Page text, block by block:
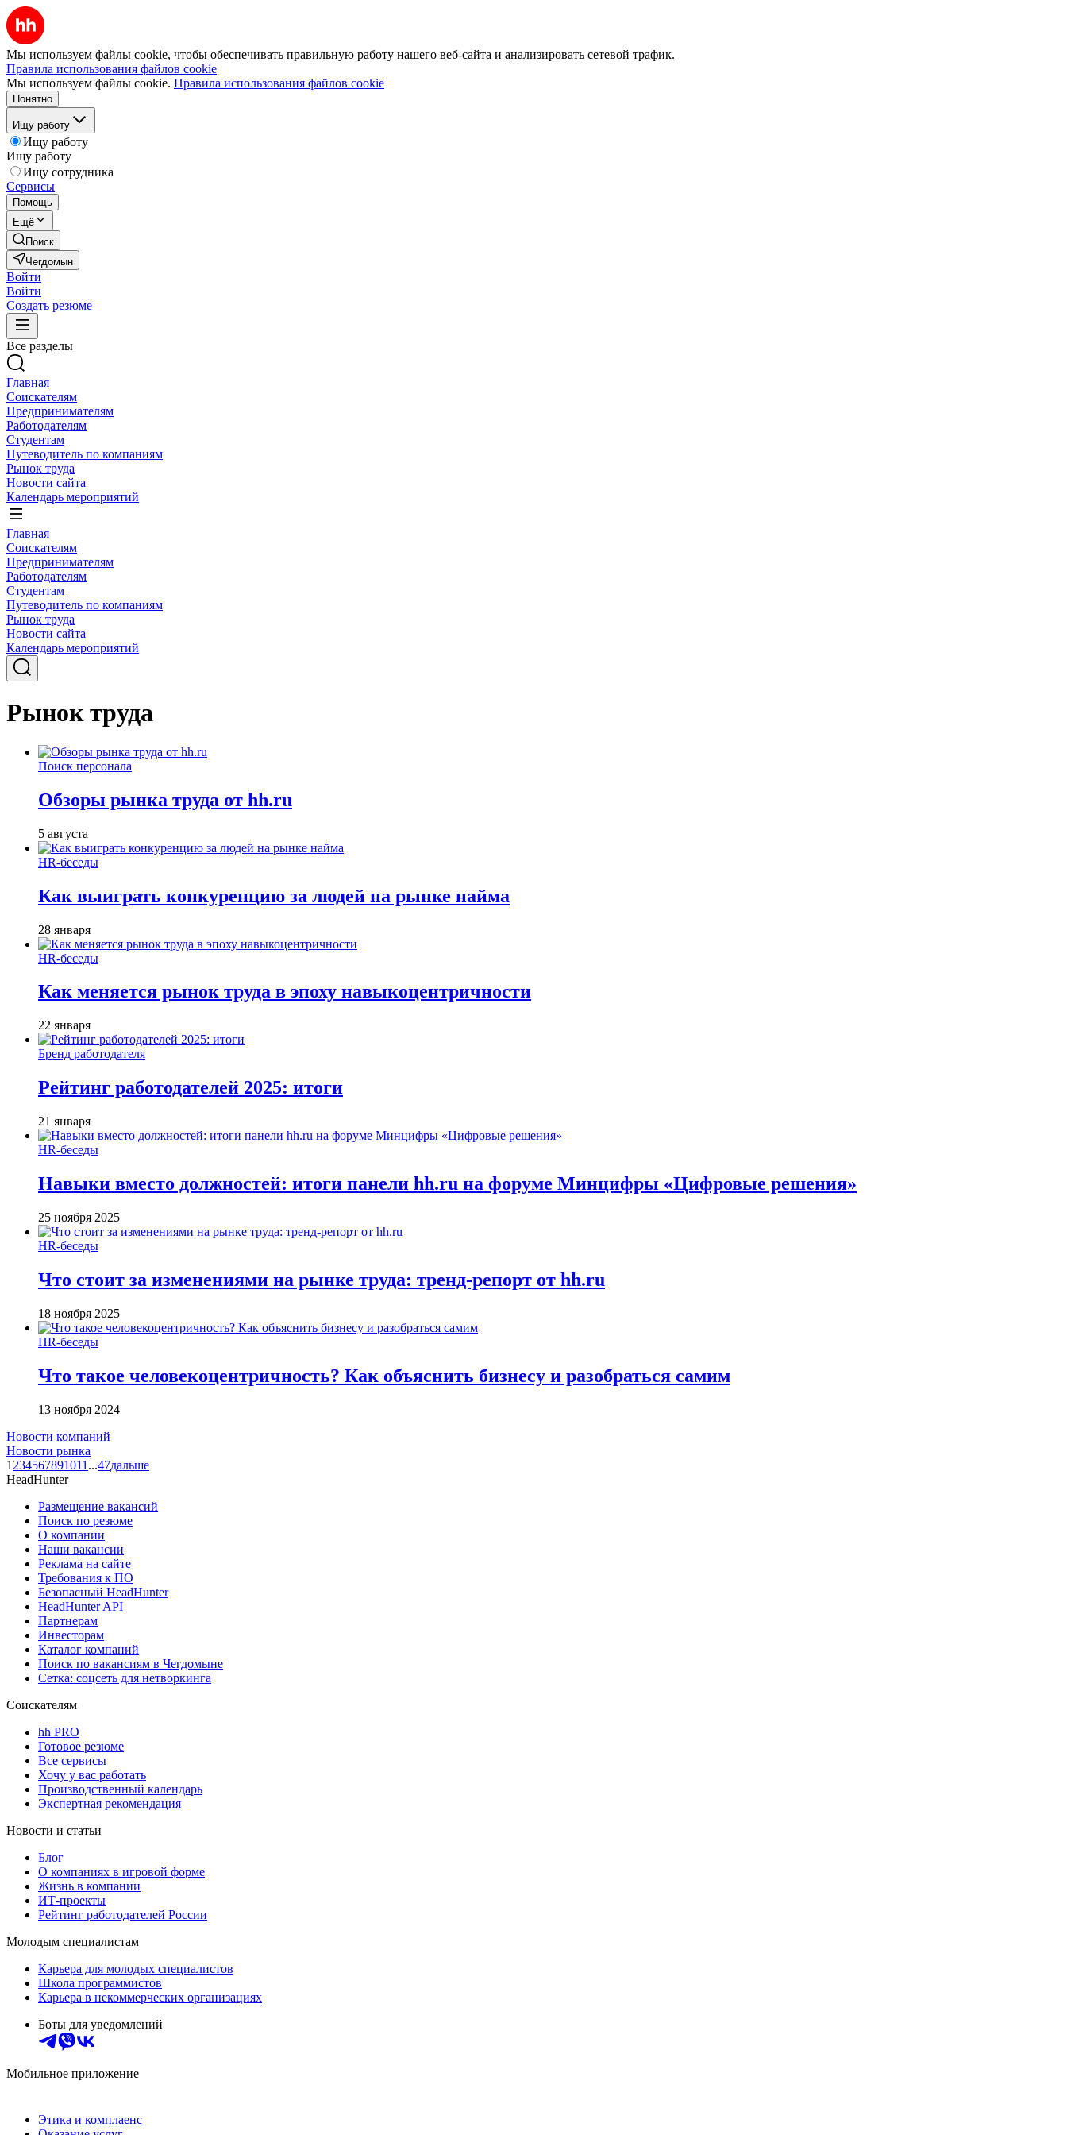
Мы используем файлы cookie, чтобы обеспечивать правильную работу нашего веб-сайта и анализировать сетевой трафик.
Правила использования файлов cookie
Мы используем файлы cookie. Правила использования файлов cookie
Понятно
Ищу работу
Ищу работу
Ищу работу
Ищу сотрудника
Сервисы
Помощь
Ещё
Поиск
Чегдомын
Войти
Войти
Создать резюме
Все разделы
Главная
Соискателям
Предпринимателям
Работодателям
Студентам
Путеводитель по компаниям
Рынок труда
Новости сайта
Календарь мероприятий
Главная
Соискателям
Предпринимателям
Работодателям
Студентам
Путеводитель по компаниям
Рынок труда
Новости сайта
Календарь мероприятий
Рынок труда
Поиск персонала
Обзоры рынка труда от hh.ru
5 августа
HR-беседы
Как выиграть конкуренцию за людей на рынке найма
28 января
HR-беседы
Как меняется рынок труда в эпоху навыкоцентричности
22 января
Бренд работодателя
Рейтинг работодателей 2025: итоги
21 января
HR-беседы
Навыки вместо должностей: итоги панели hh.ru на форуме Минцифры «Цифровые решения»
25 ноября 2025
HR-беседы
Что стоит за изменениями на рынке труда: тренд-репорт от hh.ru
18 ноября 2025
HR-беседы
Что такое человеко­центричность? Как объяснить бизнесу и разобраться самим
13 ноября 2024
Новости компаний
Новости рынка
1 234567891011 ...47дальше
HeadHunter
Размещение вакансий
Поиск по резюме
О компании
Наши вакансии
Реклама на сайте
Требования к ПО
Безопасный HeadHunter
HeadHunter API
Партнерам
Инвесторам
Каталог компаний
Поиск по вакансиям в Чегдомыне
Сетка: соцсеть для нетворкинга
Соискателям
hh PRO
Готовое резюме
Все сервисы
Хочу у вас работать
Производственный календарь
Экспертная рекомендация
Новости и статьи
Блог
О компаниях в игровой форме
Жизнь в компании
ИТ-проекты
Рейтинг работодателей России
Молодым специалистам
Карьера для молодых специалистов
Школа программистов
Карьера в некоммерческих организациях
Боты для уведомлений
Мобильное приложение
Этика и комплаенс